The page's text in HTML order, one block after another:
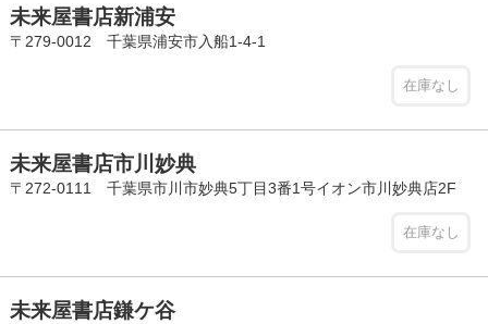
未来屋書店新浦安
〒279-0012 千葉県浦安市入船1-4-1
在庫なし
未来屋書店市川妙典
〒272-0111 千葉県市川市妙典5丁目3番1号イオン市川妙典店2F
在庫なし
未来屋書店鎌ケ谷